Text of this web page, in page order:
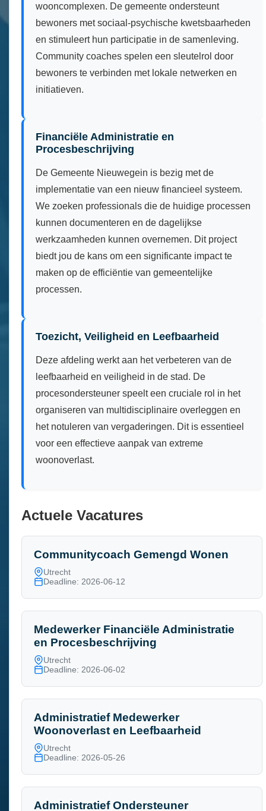
wooncomplexen. De gemeente ondersteunt
bewoners met sociaal-psychische kwetsbaarheden
en stimuleert hun participatie in de samenleving.
Community coaches spelen een sleutelrol door
bewoners te verbinden met lokale netwerken en
initiatieven.
Financiële Administratie en
Procesbeschrijving
De Gemeente Nieuwegein is bezig met de
implementatie van een nieuw financieel systeem.
We zoeken professionals die de huidige processen
kunnen documenteren en de dagelijkse
werkzaamheden kunnen overnemen. Dit project
biedt jou de kans om een significante impact te
maken op de efficiëntie van gemeentelijke
processen.
Toezicht, Veiligheid en Leefbaarheid
Deze afdeling werkt aan het verbeteren van de
leefbaarheid en veiligheid in de stad. De
procesondersteuner speelt een cruciale rol in het
organiseren van multidisciplinaire overleggen en
het notuleren van vergaderingen. Dit is essentieel
voor een effectieve aanpak van extreme
woonoverlast.
Actuele Vacatures
Communitycoach Gemengd Wonen
Utrecht
Deadline: 2026-06-12
Medewerker Financiële Administratie
en Procesbeschrijving
Utrecht
Deadline: 2026-06-02
Administratief Medewerker
Woonoverlast en Leefbaarheid
Utrecht
Deadline: 2026-05-26
Administratief Ondersteuner